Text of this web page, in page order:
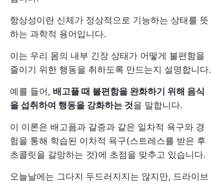
항상성이란 신체가 정상적으로 기능하는 상태를 뜻
하는 과학적 용어입니다.
이는 우리 몸의 내부 긴장 상태가 어떻게 불편함을
줄이기 위한 행동을 취하도록 만드는지 설명합니다.
예를 들어, 배고플 때 불편함을 완화하기 위해 음식
을 섭취하여 행동을 강화하는 것을 말합니다.
이 이론은 배고픔과 갈증과 같은 일차적 욕구와 경
험을 통해 학습된 이차적 욕구(스트레스를 받은 후
초콜릿을 갈망하는 것)에 초점을 맞추고 있습니다.
오늘날에는 그다지 두드러지지는 않지만, 드라이브